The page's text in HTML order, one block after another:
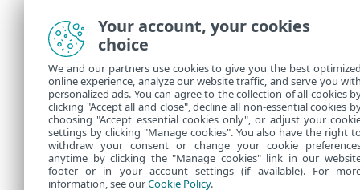
Your account, your cookies
choice
We and our partners use cookies to give you the best
online experience, analyze our website traffic, and serve you
personalized ads. You can agree to the collection of all cookies
clicking "Accept all and close", decline all non-essential cookies
choosing "Accept essential cookies only", or adjust your
settings by clicking "Manage cookies". You also have the right
withdraw your consent or change your cookie
anytime by clicking the "Manage cookies" link in our
footer or in your account settings (if available). For
information, see ourCookie Policy.